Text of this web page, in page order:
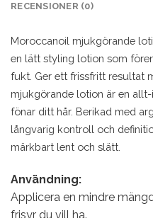
RECENSIONER (0)
Moroccanoil mjukgörande
en lätt styling lotion som
fukt. Ger ett frissfritt resultat
mjukgörande lotion är en
fönar ditt hår. Berikad med
långvarig kontroll och
märkbart lent och slätt.
Användning:
Applicera en mindre
frisyr du vill ha.